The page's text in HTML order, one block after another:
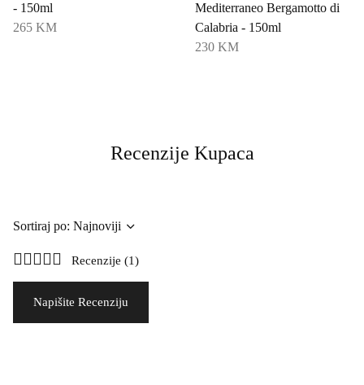
- 150ml
265 KM
Mediterraneo Bergamotto di
Calabria - 150ml
230 KM
Recenzije Kupaca
Sortiraj po: Najnoviji
Recenzije (1)
Napišite Recenziju